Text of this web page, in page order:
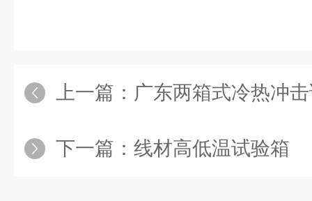
上一篇： 广东两箱式冷热冲
下一篇： 线材高低温试验箱